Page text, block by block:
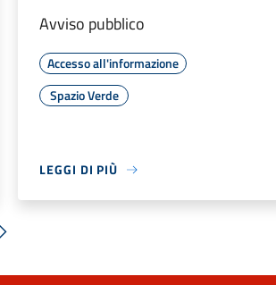
Avviso pubblico
Accesso all'informazione
Spazio Verde
LEGGI DI PIÙ
Successiva »